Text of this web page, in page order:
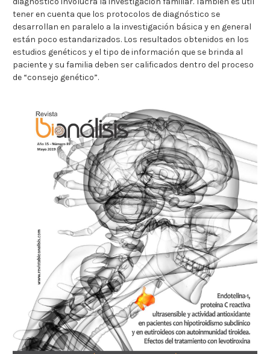
tener en cuenta que los protocolos de diagnóstico se
desarrollan en paralelo a la investigación básica y en general
están poco estandarizados. Los resultados obtenidos en los
estudios genéticos y el tipo de información que se brinda al
paciente y su familia deben ser calificados dentro del proceso
de “consejo genético”.